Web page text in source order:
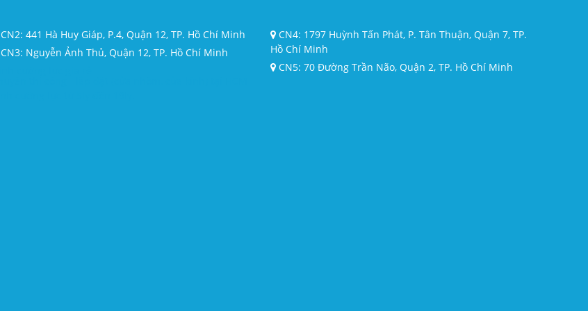
CN2: 441 Hà Huy Giáp, P.4, Quận 12, TP. Hồ Chí Minh
CN3: Nguyễn Ảnh Thủ, Quận 12, TP. Hồ Chí Minh
CN4: 1797 Huỳnh Tấn Phát, P. Tân Thuận, Quận 7, TP.
Hồ Chí Minh
CN5: 70 Đường Trần Não, Quận 2, TP. Hồ Chí Minh